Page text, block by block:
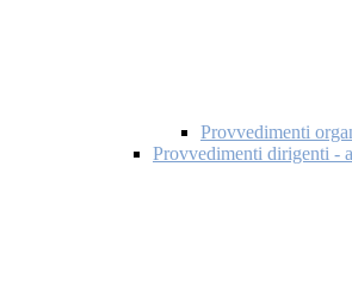
Provvedimenti
Provvedimenti dirigenti -